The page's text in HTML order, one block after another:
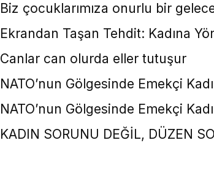
Biz çocuklarımıza onurlu bir
Ekrandan Taşan Tehdit: Kadına
Canlar can olurda eller tutuşur
NATO’nun Gölgesinde Emekçi
NATO’nun Gölgesinde Emekçi
KADIN SORUNU DEĞİL, DÜZEN